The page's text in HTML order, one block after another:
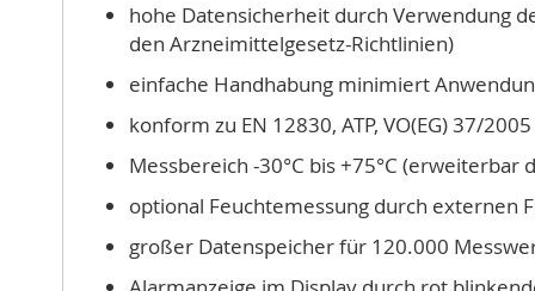
hohe Datensicherheit durch Verwendung
den Arzneimittelgesetz-Richtlinien)
einfache Handhabung minimiert
konform zu EN 12830, ATP, VO(EG) 37/2005
Messbereich -30°C bis +75°C
optional Feuchtemessung durch externen
großer Datenspeicher für 120.000